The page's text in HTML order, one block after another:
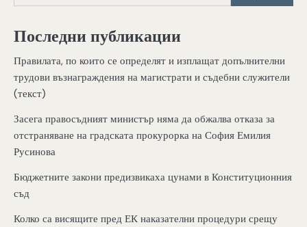
Последни публикации
Правилата, по които се определят и изплащат допълнителни
трудови възнаграждения на магистрати и съдебни служители
(текст)
Засега правосъдният министър няма да обжалва отказа за
отстраняване на градската прокурорка на София Емилия
Русинова
Бюджетните закони предизвикаха цунами в Конституционния
съд
Колко са висящите пред ЕК наказателни процедури срещу